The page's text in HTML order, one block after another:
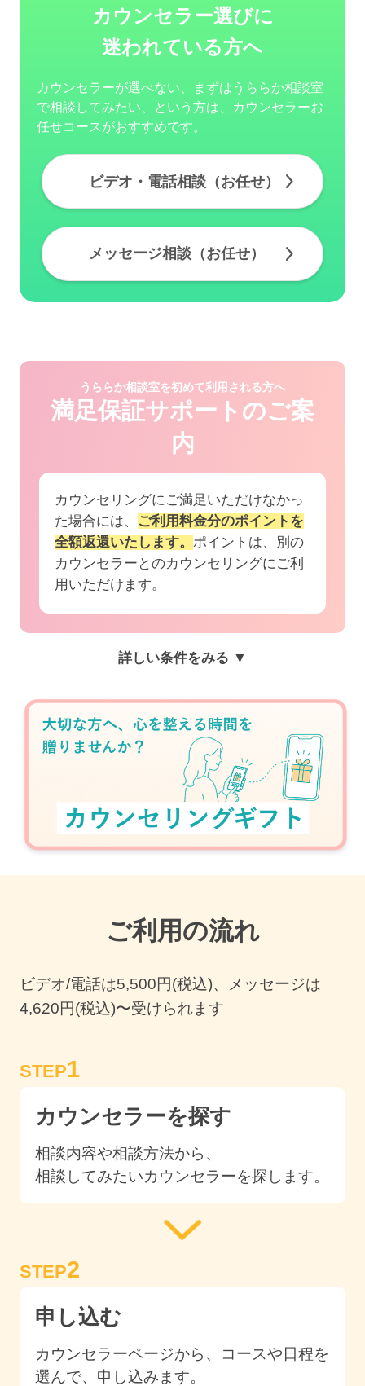
カウンセラー選びに
迷われている方へ
カウンセラーが選べない、まずはうららか相談室
で相談してみたい、という方は、カウンセラーお
任せコースがおすすめです。
ビデオ・電話相談（お任せ）
メッセージ相談（お任せ）
うららか相談室を初めて利用される方へ
満足保証サポートのご案
内
カウンセリングにご満足いただけなかっ
た場合には、
ご利用料金分のポイントを
全額返還いたします。 ポイントは、別の
カウンセラーとのカウンセリングにご利
用いただけます。
詳しい条件をみる ▼
ご利用の流れ
ビデオ/電話は5,500円(税込)、メッセージは
4,620円(税込)〜受けられます
STEP1
カウンセラーを探す
相談内容や相談方法から、
相談してみたいカウンセラーを探します。
STEP2
申し込む
カウンセラーページから、コースや日程を
選んで、申し込みます。